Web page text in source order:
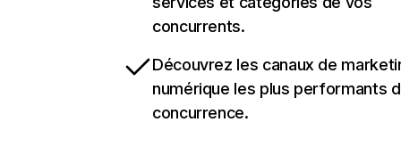
concurrents.
Découvrez les canaux de
numérique les plus performants
concurrence.